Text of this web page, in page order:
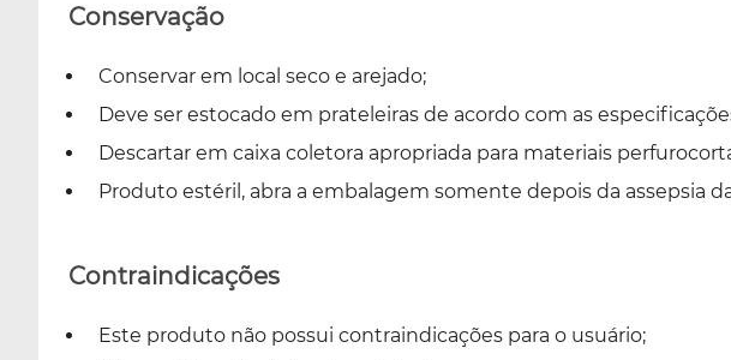
Conservação
Conservar em local seco e arejado;
Deve ser estocado em prateleiras de acordo com as
Descartar em caixa coletora apropriada para materiais
Produto estéril, abra a embalagem somente depois da assepsia
Contraindicações
Este produto não possui contraindicações para o usuário;